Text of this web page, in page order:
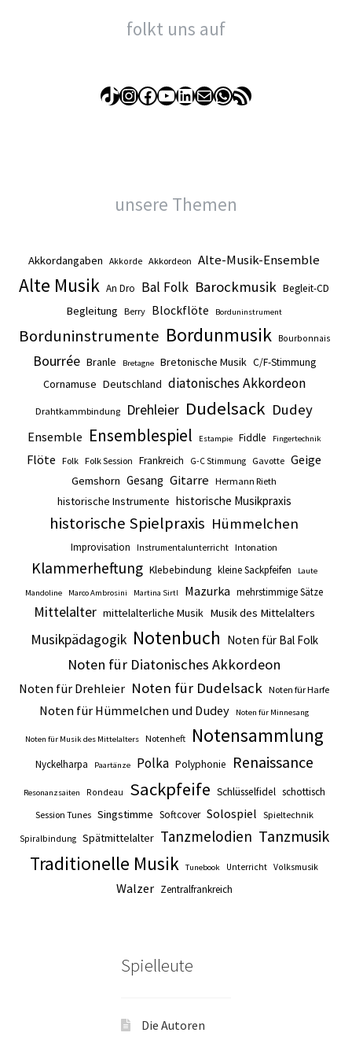
folkt uns auf
TikTok
Instagram
Facebook
YouTube
LinkedIn
E-MailWhatsApp
RSS-Feed
unsere Themen
Akkordangaben Akkorde Akkordeon Alte-Musik-Ensemble
Alte Musik An Dro Bal Folk Barockmusik Begleit-CD
Begleitung Berry Blockflöte Borduninstrument
Borduninstrumente Bordunmusik Bourbonnais
Bourrée Branle Bretagne Bretonische Musik C/F-Stimmung
Cornamuse Deutschland diatonisches Akkordeon
Drahtkammbindung Drehleier Dudelsack Dudey
Ensemble Ensemblespiel Estampie Fiddle Fingertechnik
Flöte Folk Folk Session Frankreich G-C Stimmung Gavotte Geige
Gemshorn Gesang Gitarre Hermann Rieth
historische Instrumente historische Musikpraxis
historische Spielpraxis Hümmelchen
Improvisation Instrumentalunterricht Intonation
Klammerheftung Klebebindung kleine Sackpfeifen Laute
Mandoline Marco Ambrosini Martina Sirtl Mazurka mehrstimmige Sätze
Mittelalter mittelalterliche Musik Musik des Mittelalters
Musikpädagogik Notenbuch Noten für Bal Folk
Noten für Diatonisches Akkordeon
Noten für Drehleier Noten für Dudelsack Noten für Harfe
Noten für Hümmelchen und Dudey Noten für Minnesang
Noten für Musik des Mittelalters Notenheft Notensammlung
Nyckelharpa Paartänze Polka Polyphonie Renaissance
Resonanzsaiten Rondeau Sackpfeife Schlüsselfidel schottisch
Session Tunes Singstimme Softcover Solospiel Spieltechnik
Spiralbindung Spätmittelalter Tanzmelodien Tanzmusik
Traditionelle Musik Tunebook Unterricht Volksmusik
Walzer Zentralfrankreich
Spielleute
Die Autoren